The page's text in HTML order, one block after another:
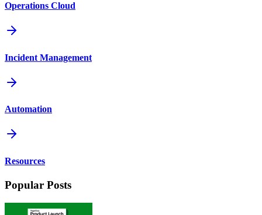
Operations Cloud
Incident Management
Automation
Resources
Popular Posts